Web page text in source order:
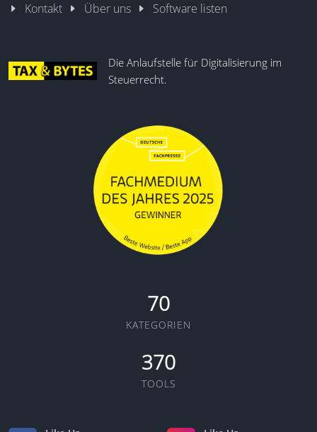
Kontakt Über uns Software listen
Die Anlaufstelle für Digitalisierung im
Steuerrecht.
70
KATEGORIEN
370
TOOLS